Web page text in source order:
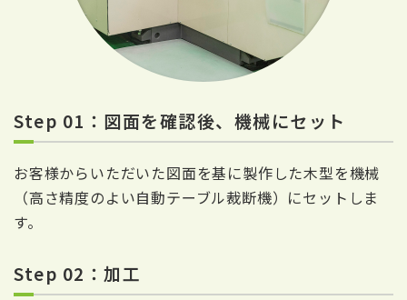
Step 01：図面を確認後、機械にセット
お客様からいただいた図面を基に製作した木型を機械
（高さ精度のよい自動テーブル裁断機）にセットしま
す。
Step 02：加工